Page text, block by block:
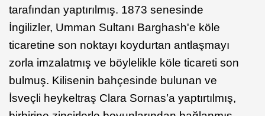
tarafından yaptırılmış. 1873 senesinde
İngilizler, Umman Sultanı Barghash'e köle
ticaretine son noktayı koydurtan antlaşmayı
zorla imzalatmış ve böylelikle köle ticareti son
bulmuş. Kilisenin bahçesinde bulunan ve
İsveçli heykeltraş Clara Sornas’a yaptırtılmış,